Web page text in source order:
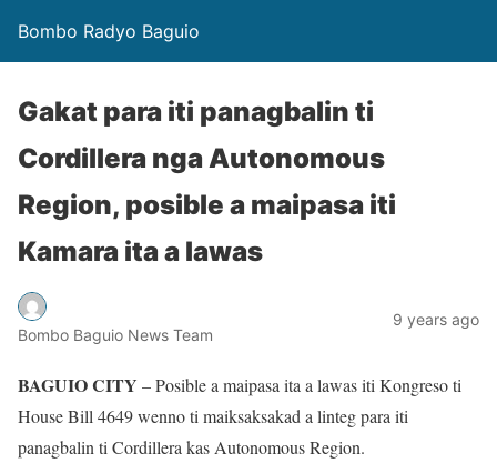
Bombo Radyo Baguio
Gakat para iti panagbalin ti
Cordillera nga Autonomous
Region, posible a maipasa iti
Kamara ita a lawas
Bombo Baguio News Team
9 years ago
BAGUIO CITY – Posible a maipasa ita a lawas iti Kongreso ti
House Bill 4649 wenno ti maiksaksakad a linteg para iti
panagbalin ti Cordillera kas Autonomous Region.